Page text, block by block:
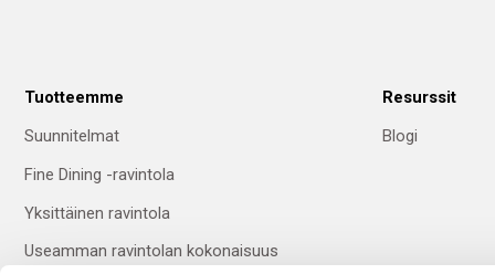
Tuotteemme
Suunnitelmat
Fine Dining -ravintola
Yksittäinen ravintola
Useamman ravintolan kokonaisuus
Resurssit
Blogi